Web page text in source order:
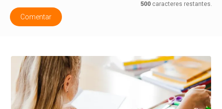
500caracteres restantes.
Comentar